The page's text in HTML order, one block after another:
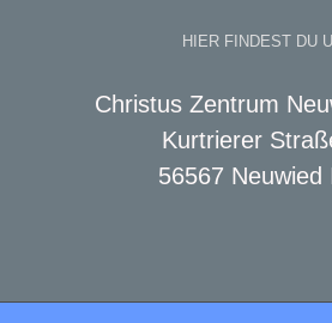
HIER FINDEST DU
Christus Zentrum
Kurtrierer
56567 Neuwied